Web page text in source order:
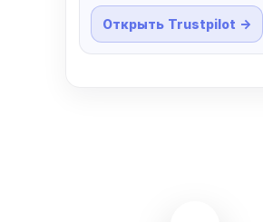
Открыть Trustpilot →